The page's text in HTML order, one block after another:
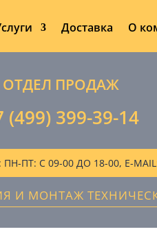
Доставка О
ОТДЕЛ ПРОДАЖ
(499) 399-39-14
С 09-00 ДО 18-00, E-MAIL:
И МОНТАЖ